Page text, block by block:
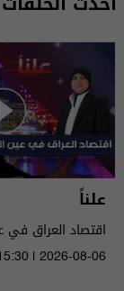
علناً
م٥ - الحلقة ٨ | الموسم ٥
| 2026-08-06